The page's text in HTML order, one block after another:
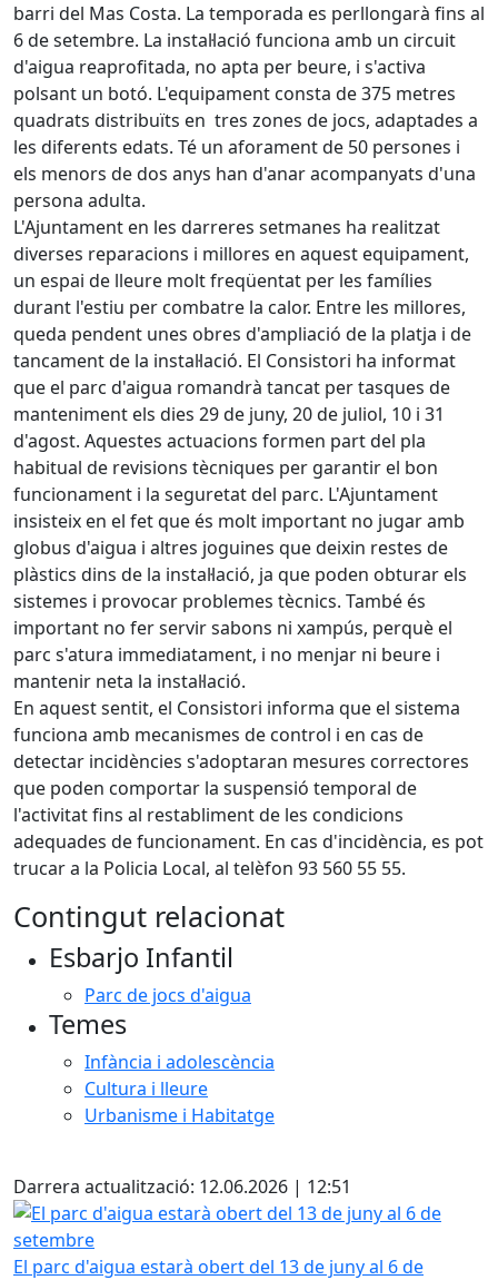
barri del Mas Costa. La temporada es perllongarà fins al
6 de setembre. La instal·lació funciona amb un circuit
d'aigua reaprofitada, no apta per beure, i s'activa
polsant un botó. L'equipament consta de 375 metres
quadrats distribuïts en tres zones de jocs, adaptades a
les diferents edats. Té un aforament de 50 persones i
els menors de dos anys han d'anar acompanyats d'una
persona adulta.
L'Ajuntament en les darreres setmanes ha realitzat
diverses reparacions i millores en aquest equipament,
un espai de lleure molt freqüentat per les famílies
durant l'estiu per combatre la calor. Entre les millores,
queda pendent unes obres d'ampliació de la platja i de
tancament de la instal·lació. El Consistori ha informat
que el parc d'aigua romandrà tancat per tasques de
manteniment els dies 29 de juny, 20 de juliol, 10 i 31
d'agost. Aquestes actuacions formen part del pla
habitual de revisions tècniques per garantir el bon
funcionament i la seguretat del parc. L'Ajuntament
insisteix en el fet que és molt important no jugar amb
globus d'aigua i altres joguines que deixin restes de
plàstics dins de la instal·lació, ja que poden obturar els
sistemes i provocar problemes tècnics. També és
important no fer servir sabons ni xampús, perquè el
parc s'atura immediatament, i no menjar ni beure i
mantenir neta la instal·lació.
En aquest sentit, el Consistori informa que el sistema
funciona amb mecanismes de control i en cas de
detectar incidències s'adoptaran mesures correctores
que poden comportar la suspensió temporal de
l'activitat fins al restabliment de les condicions
adequades de funcionament. En cas d'incidència, es pot
trucar a la Policia Local, al telèfon 93 560 55 55.
Contingut relacionat
Esbarjo Infantil
Parc de jocs d'aigua
Temes
Infància i adolescència
Cultura i lleure
Urbanisme i Habitatge
Darrera actualització: 12.06.2026 | 12:51
El parc d'aigua estarà obert del 13 de juny al 6 de
El parc d'aigua estarà obert del 13 de juny al 6 de